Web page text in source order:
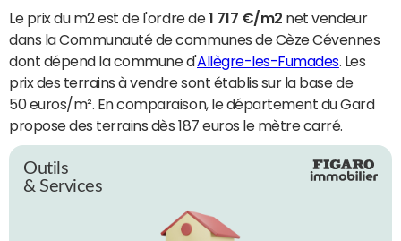
Le prix du m2 est de l'ordre de1 717 €/m2 net vendeur
dans la Communauté de communes de Cèze Cévennes
dont dépend la commune d'Allègre-les-Fumades. Les
prix des terrains à vendre sont établis sur la base de
50 euros/m². En comparaison, le département du Gard
propose des terrains dès 187 euros le mètre carré.
Outils
& Services